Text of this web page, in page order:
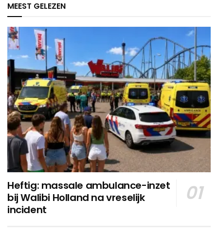
MEEST GELEZEN
Heftig: massale ambulance-inzet
bij Walibi Holland na vreselijk
incident